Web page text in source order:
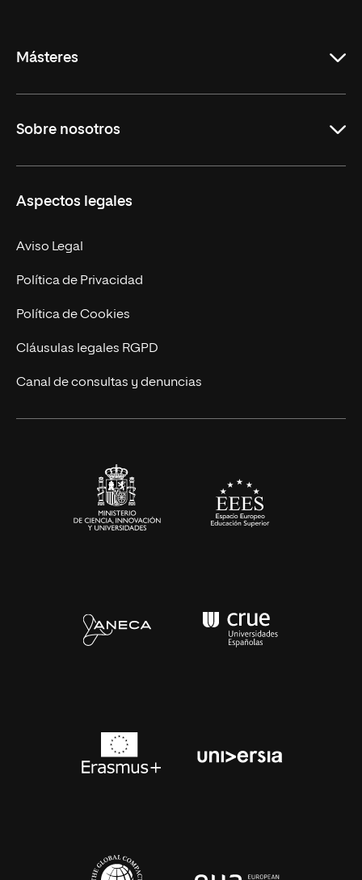
Másteres
Derecho
Empresa
MBA
Marketing y Comunicación
Ingeniería
Diseño
Ciencias de la Salud
Sobre nosotros
Nuestro Equipo
Contacto
Aspectos legales
Aviso Legal
Política de Privacidad
Política de Cookies
Cláusulas legales RGPD
Canal de consultas y denuncias